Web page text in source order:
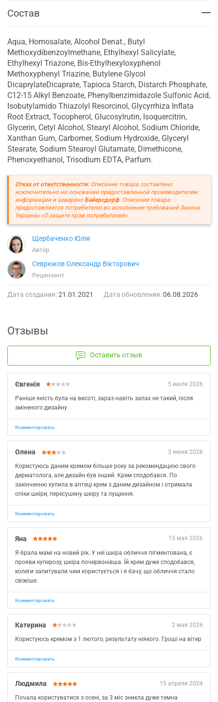
Состав
Aqua, Homosalate, Alcohol Denat., Butyl
Methoxydibenzoylmethane, Ethylhexyl Salicylate,
Ethylhexyl Triazone, Bis-Ethylhexyloxyphenol
Methoxyphenyl Triazine, Butylene Glycol
DicaprylateDicaprate, Tapioca Starch, Distarch Phosphate,
C12-15 Alkyl Benzoate, Phenylbenzimidazole Sulfonic Acid,
Isobutylamido Thiazolyl Resorcinol, Glycyrrhiza Inflata
Root Extract, Tocopherol, Glucosylrutin, Isoquercitrin,
Glycerin, Cetyl Alcohol, Stearyl Alcohol, Sodium Chloride,
Xanthan Gum, Carbomer, Sodium Hydroxide, Glyceryl
Stearate, Sodium Stearoyl Glutamate, Dimethicone,
Phenoxyethanol, Trisodium EDTA, Parfum.
Отказ от ответственности:Описание товара составлено
исключительно на основании предоставленной производителем
информации и заверено Байерсдорф. Описание товара
предоставляется потребителю во исполнение требований Закона
Украины «О защите прав потребителей».
Щербаченко Юлія
Автор
Севрюков Олександр Вікторович
Рецензент
Дата создания:21.01.2021 Дата обновления:06.08.2026
Отзывы
Оставить отзыв
5 июля 2026
Євгенія
Раніше якість була на висоті, зараз навіть запах не такий, після
зміненого дизайну
Комментировать
3 июня 2026
Олена
Користуюсь даним кремом більше року за рекомендацією свого
дерматолога, але дизайн був інший. Крем сподобався. По
закінченню купила в аптеці крем з даним дизайном і отримала
опіки шкіри, пересушену шкіру та лущення.
Комментировать
15 мая 2026
Яна
Я брала мамі на новий рік. У неї шкіра обличчя пігментована, є
прояви куперозу, шкіра почервонівша. Їй крем дуже сподобався,
колеги запитували чим користується і я бачу, що обличчя стало
свіжіше.
Комментировать
2 мая 2026
Катерина
Користуюсь кремом з 1 лютого, результату ніякого. Гроші на вітер
Комментировать
15 апреля 2024
Людмила
Почала користуватися з осені, за 3 міс зникла дуже темна